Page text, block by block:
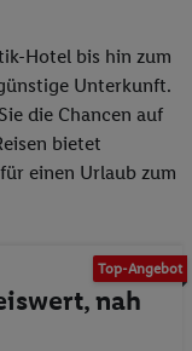
Hotel bis hin zum
Unterkunft.
die Chancen auf
bietet
einen Urlaub zum
Top-Angebot
nah